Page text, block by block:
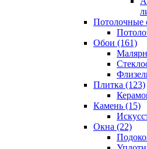
Потолочные
Обои (161)
Плитка (123)
Камень (15)
Окна (22)